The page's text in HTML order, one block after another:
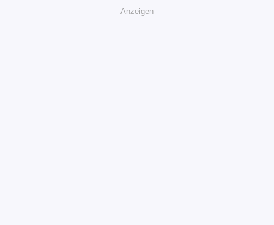
Anzeigen